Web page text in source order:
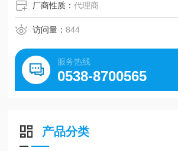
厂商性质：代理商
访问量：844
服务热线
0538-8700565
产品分类